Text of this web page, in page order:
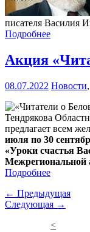
писателя Василия
Подробнее
Акция
08.07.2022 Новости,
Тендрякова
предлагает всем
июля по 30
«Уроки счастья
Межрегиональной
Подробнее
← Предыдущая
Следующая →
<